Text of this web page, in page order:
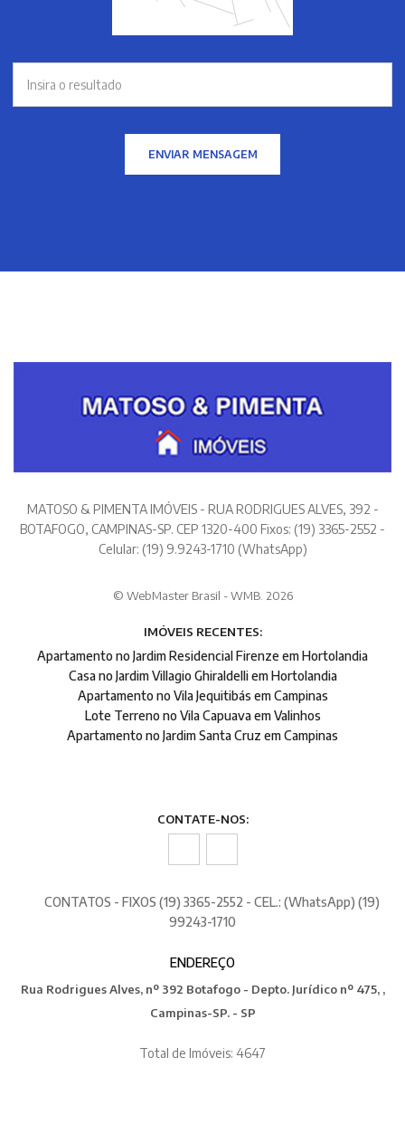
ENVIAR MENSAGEM
MATOSO & PIMENTA IMÓVEIS - RUA RODRIGUES ALVES, 392 -
BOTAFOGO, CAMPINAS-SP. CEP 1320-400 Fixos: (19) 3365-2552 -
Celular: (19) 9.9243-1710 (WhatsApp)
© WebMaster Brasil - WMB. 2026
IMÓVEIS RECENTES:
Apartamento no Jardim Residencial Firenze em Hortolandia
Casa no Jardim Villagio Ghiraldelli em Hortolandia
Apartamento no Vila Jequitibás em Campinas
Lote Terreno no Vila Capuava em Valinhos
Apartamento no Jardim Santa Cruz em Campinas
CONTATE-NOS:
CONTATOS - FIXOS (19) 3365-2552 - CEL.: (WhatsApp) (19)
99243-1710
ENDEREÇO
Rua Rodrigues Alves, nº 392 Botafogo - Depto. Jurídico nº 475, ,
Campinas-SP. - SP
Total de Imóveis: 4647